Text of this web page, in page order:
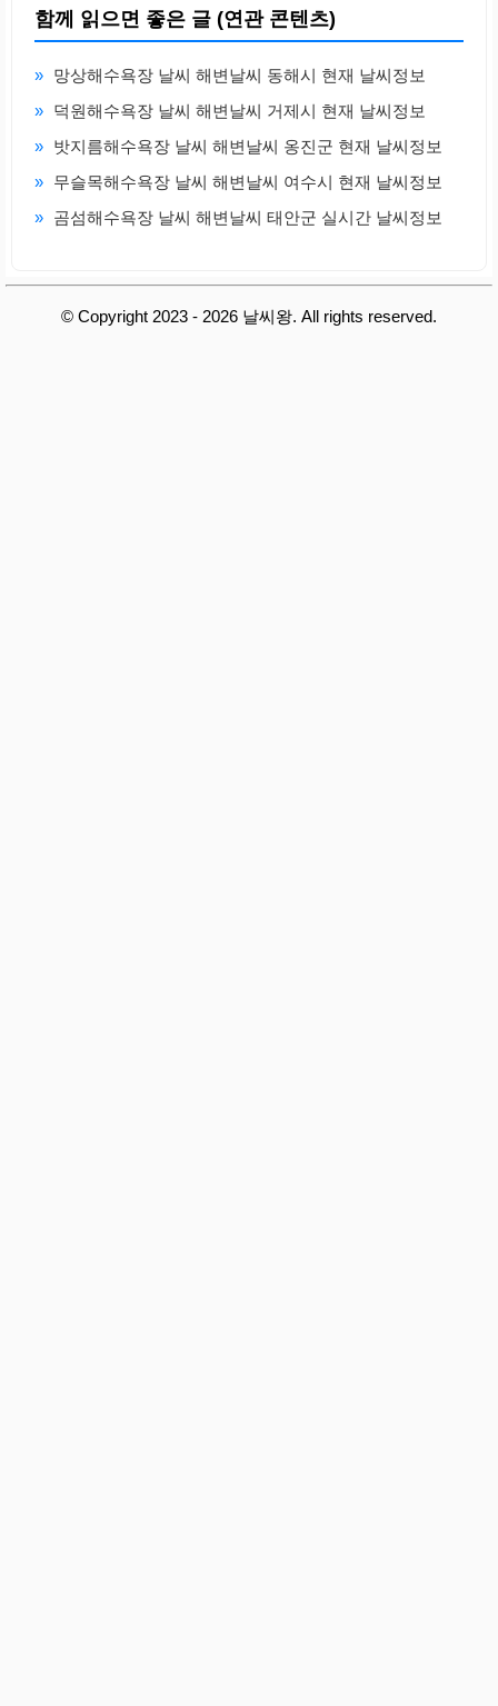
함께 읽으면 좋은 글 (연관 콘텐츠)
» 망상해수욕장 날씨 해변날씨 동해시 현재 날씨정보
» 덕원해수욕장 날씨 해변날씨 거제시 현재 날씨정보
» 밧지름해수욕장 날씨 해변날씨 옹진군 현재 날씨정보
» 무슬목해수욕장 날씨 해변날씨 여수시 현재 날씨정보
» 곰섬해수욕장 날씨 해변날씨 태안군 실시간 날씨정보
© Copyright 2023 - 2026 날씨왕. All rights reserved.